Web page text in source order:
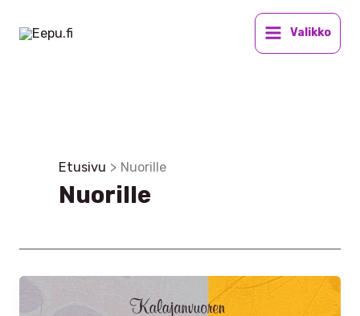
sisältöön
Valikko
Etusivu Nuorille
Nuorille